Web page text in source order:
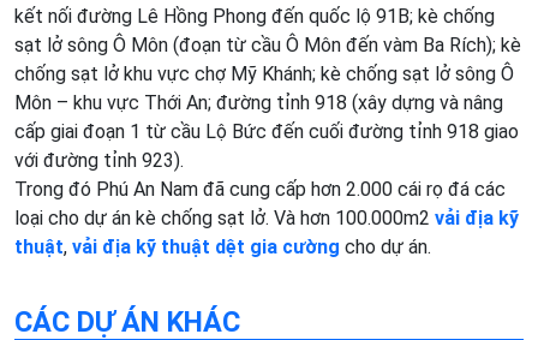
kết nối đường Lê Hồng Phong đến quốc lộ 91B; kè chống
sạt lở sông Ô Môn (đoạn từ cầu Ô Môn đến vàm Ba Rích); kè
chống sạt lở khu vực chợ Mỹ Khánh; kè chống sạt lở sông Ô
Môn – khu vực Thới An; đường tỉnh 918 (xây dựng và nâng
cấp giai đoạn 1 từ cầu Lộ Bức đến cuối đường tỉnh 918 giao
với đường tỉnh 923).
Trong đó Phú An Nam đã cung cấp hơn 2.000 cái rọ đá các
loại cho dự án kè chống sạt lở. Và hơn 100.000m2 vải địa kỹ
thuật, vải địa kỹ thuật dệt gia cường cho dự án.
CÁC DỰ ÁN KHÁC